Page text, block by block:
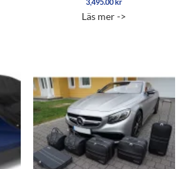
3,495.00 kr
Läs mer ->